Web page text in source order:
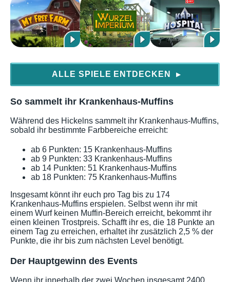
ALLE SPIELE ENTDECKEN ▶
So sammelt ihr Krankenhaus-Muffins
Während des Hickelns sammelt ihr Krankenhaus-Muffins,
sobald ihr bestimmte Farbbereiche erreicht:
ab 6 Punkten: 15 Krankenhaus-Muffins
ab 9 Punkten: 33 Krankenhaus-Muffins
ab 14 Punkten: 51 Krankenhaus-Muffins
ab 18 Punkten: 75 Krankenhaus-Muffins
Insgesamt könnt ihr euch pro Tag bis zu 174
Krankenhaus-Muffins erspielen. Selbst wenn ihr mit
einem Wurf keinen Muffin-Bereich erreicht, bekommt ihr
einen kleinen Trostpreis. Schafft ihr es, die 18 Punkte an
einem Tag zu erreichen, erhaltet ihr zusätzlich 2,5 % der
Punkte, die ihr bis zum nächsten Level benötigt.
Der Hauptgewinn des Events
Wenn ihr innerhalb der zwei Wochen insgesamt 2400